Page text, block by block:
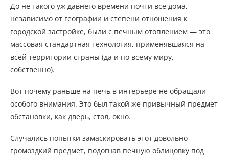
До не такого уж давнего времени почти все дома,
независимо от географии и степени отношения к
городской застройке, были с печным отоплением — это
массовая стандартная технология, применявшаяся на
всей территории страны (да и по всему миру,
собственно).
Вот почему раньше на печь в интерьере не обращали
особого внимания. Это был такой же привычный предмет
обстановки, как дверь, стол, окно.
Случались попытки замаскировать этот довольно
громоздкий предмет, подогнав печную облицовку под